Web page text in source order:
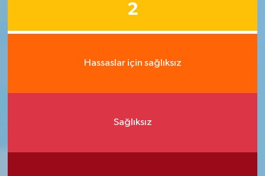
2
Hassaslar için sağlıksız
Sağlıksız